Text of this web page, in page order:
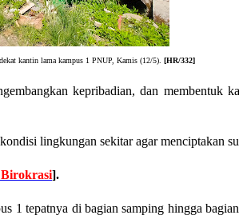
kantin lama kampus 1 PNUP, Kamis (12/5). [HR/332]
kepribadian, dan membentuk
lingkungan sekitar agar menciptakan
].
tepatnya di bagian samping hingga